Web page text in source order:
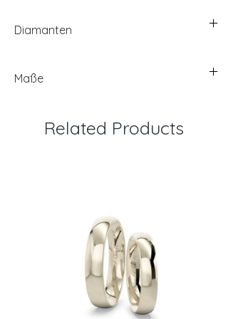
Diamanten
Maße
Related Products